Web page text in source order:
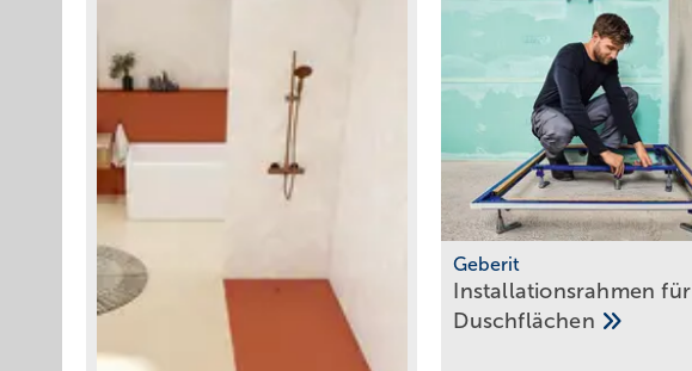
Geberit
Installationsrahmen für
Duschflächen